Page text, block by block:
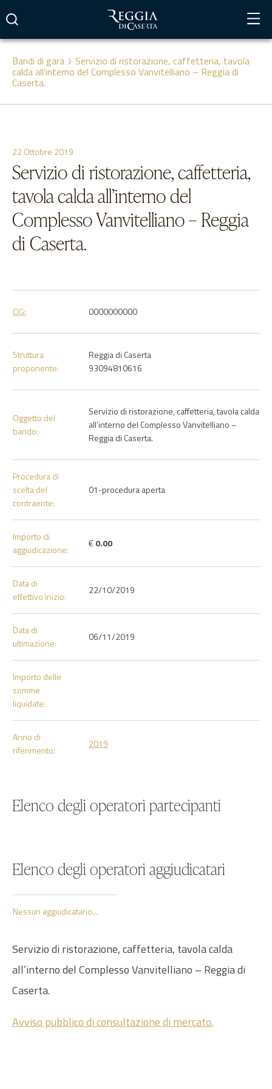
contenuto
Bandi di gara Servizio di ristorazione, caffetteria, tavola
calda all’interno del Complesso Vanvitelliano – Reggia di
Caserta.
22 Ottobre 2019
Servizio di ristorazione, caffetteria,
tavola calda all’interno del
Complesso Vanvitelliano – Reggia
di Caserta.
CIG: 0000000000
Struttura
proponente:
Reggia di Caserta
93094810616
Oggetto del
bando:
Servizio di ristorazione, caffetteria, tavola calda
all’interno del Complesso Vanvitelliano –
Reggia di Caserta.
Procedura di
scelta del
contraente:
01-procedura aperta
Importo di
aggiudicazione:
€ 0.00
Data di
effettivo inizio:
22/10/2019
Data di
ultimazione:
06/11/2019
Importo delle
somme
liquidate:
Anno di
riferimento:
2019
Elenco degli operatori partecipanti
Elenco degli operatori aggiudicatari
Nessun aggiudicatario...
Servizio di ristorazione, caffetteria, tavola calda
all’interno del Complesso Vanvitelliano – Reggia di
Caserta.
Avviso pubblico di consultazione di mercato.